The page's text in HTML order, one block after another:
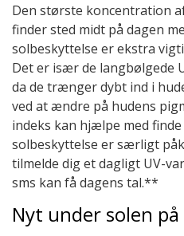
Den største koncentration
finder sted midt på dagen
solbeskyttelse er ekstra
Det er især de langbølgede
da de trænger dybt ind i
ved at ændre på hudens
indeks kan hjælpe med
solbeskyttelse er særligt
tilmelde dig et dagligt UV-
sms kan få dagens tal.**
Nyt under solen